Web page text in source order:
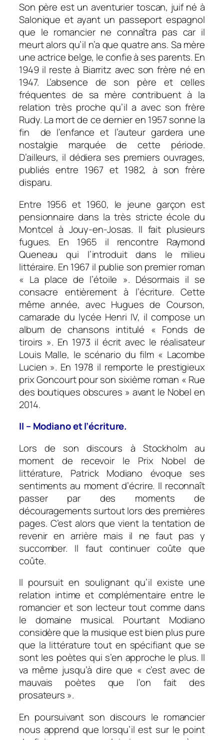
Son père est un aventurier toscan, juif né à
Salonique et ayant un passeport espagnol
que le romancier ne connaîtra pas car il
meurt alors qu’il n’a que quatre ans. Sa mère
une actrice belge, le confie à ses parents. En
1949 il reste à Biarritz avec son frère né en
1947. L’absence de son père et celles
fréquentes de sa mère contribuent à la
relation très proche qu’il a avec son frère
Rudy. La mort de ce dernier en 1957 sonne la
fin de l’enfance et l’auteur gardera une
nostalgie marquée de cette période.
D’ailleurs, il dédiera ses premiers ouvrages,
publiés entre 1967 et 1982, à son frère
disparu.
Entre 1956 et 1960, le jeune garçon est
pensionnaire dans la très stricte école du
Montcel à Jouy-en-Josas. Il fait plusieurs
fugues. En 1965 il rencontre Raymond
Queneau qui l’introduit dans le milieu
littéraire. En 1967 il publie son premier roman
« La place de l’étoile ». Désormais il se
consacre entièrement à l’écriture. Cette
même année, avec Hugues de Courson,
camarade du lycée Henri IV, il compose un
album de chansons intitulé « Fonds de
tiroirs ». En 1973 il écrit avec le réalisateur
Louis Malle, le scénario du film « Lacombe
Lucien ». En 1978 il remporte le prestigieux
prix Goncourt pour son sixième roman « Rue
des boutiques obscures » avant le Nobel en
2014.
II – Modiano et l’écriture.
Lors de son discours à Stockholm au
moment de recevoir le Prix Nobel de
littérature, Patrick Modiano évoque ses
sentiments au moment d’écrire. Il reconnaît
passer par des moments de
découragements surtout lors des premières
pages. C’est alors que vient la tentation de
revenir en arrière mais il ne faut pas y
succomber. Il faut continuer coûte que
coûte.
Il poursuit en soulignant qu’il existe une
relation intime et complémentaire entre le
romancier et son lecteur tout comme dans
le domaine musical. Pourtant Modiano
considère que la musique est bien plus pure
que la littérature tout en spécifiant que se
sont les poètes qui s’en approche le plus. Il
va même jusqu’à dire que « c’est avec de
mauvais poètes que l’on fait des
prosateurs ».
En poursuivant son discours le romancier
nous apprend que lorsqu’il est sur le point